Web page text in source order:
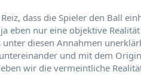
dass die Spieler den Ball
eben nur eine objektive
unter diesen Annahmen
und mit dem
wir die vermeintliche